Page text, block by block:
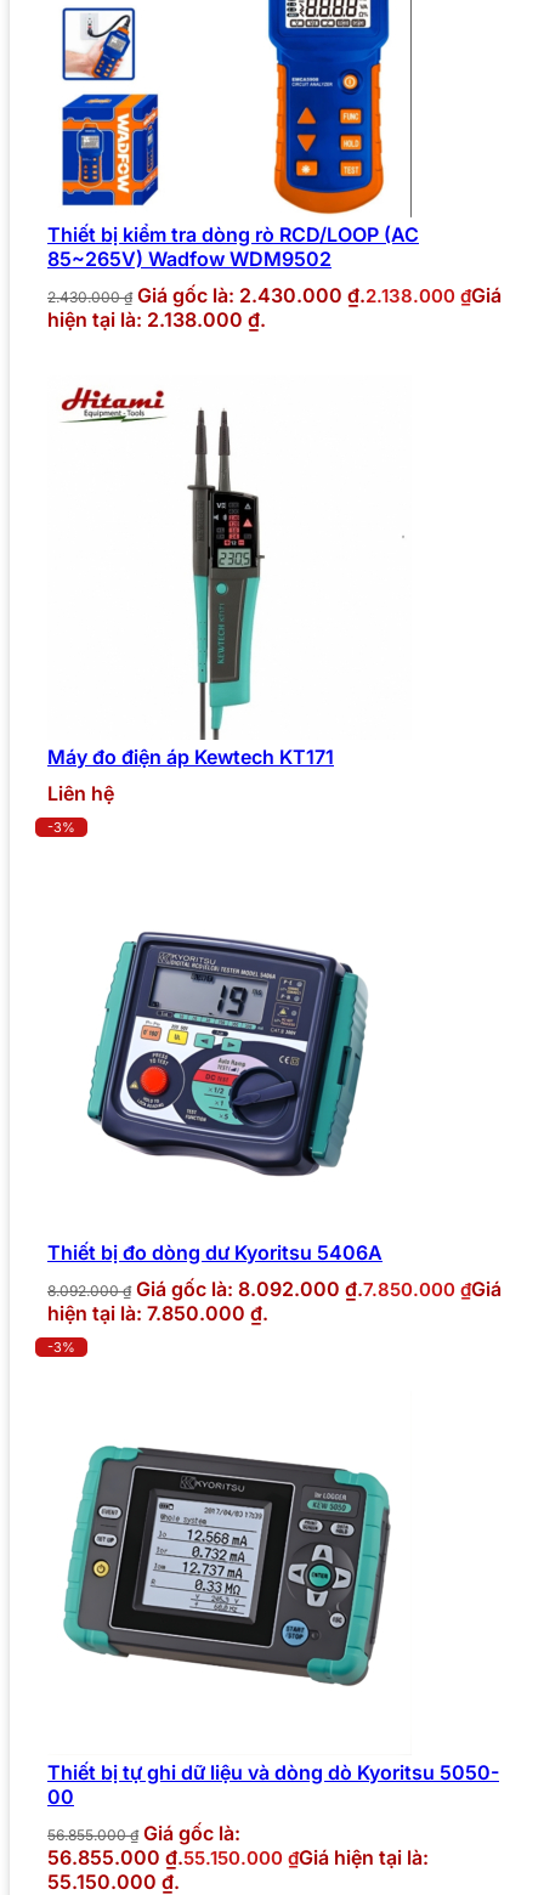
Thiết bị kiểm tra dòng rò RCD/LOOP (AC
85~265V) Wadfow WDM9502
2.430.000₫ Giá gốc là: 2.430.000 ₫.2.138.000 ₫Giá
hiện tại là: 2.138.000 ₫.
Máy đo điện áp Kewtech KT171
Liên hệ
-3%
Thiết bị đo dòng dư Kyoritsu 5406A
8.092.000₫ Giá gốc là: 8.092.000 ₫.7.850.000 ₫Giá
hiện tại là: 7.850.000 ₫.
-3%
Thiết bị tự ghi dữ liệu và dòng dò Kyoritsu 5050-
00
56.855.000₫ Giá gốc là:
56.855.000 ₫.55.150.000 ₫Giá hiện tại là:
55.150.000 ₫.